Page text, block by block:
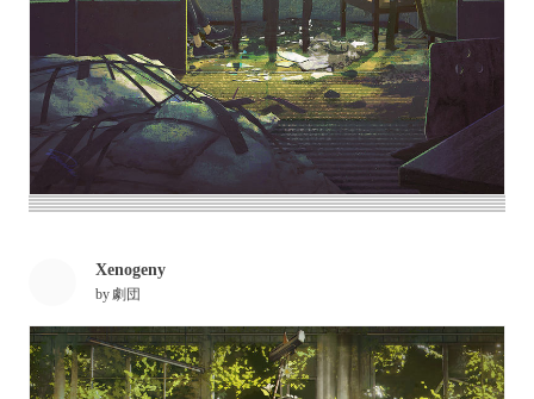
Xenogeny
by劇団